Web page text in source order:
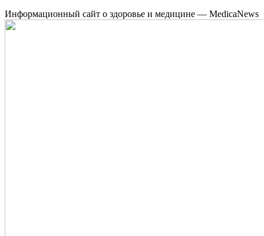
Информационный сайт о здоровье и медицине — MedicaNews